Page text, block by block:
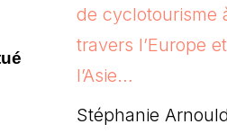
de cyclotourisme
travers l’Europe et
l’Asie…
Stéphanie Arnould